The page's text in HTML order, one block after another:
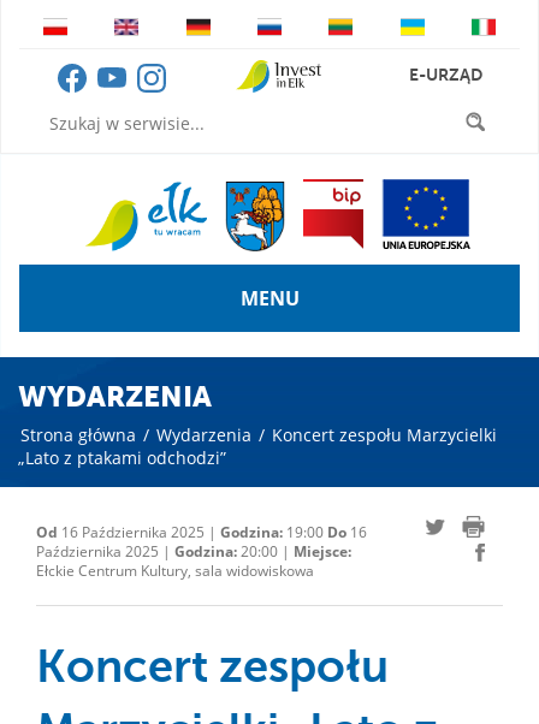
E-URZĄD
MENU
WYDARZENIA
Strona główna / Wydarzenia / Koncert zespołu Marzycielki
„Lato z ptakami odchodzi”
Od 16 Października 2025 | Godzina: 19:00 Do 16
Października 2025 | Godzina:20:00 | Miejsce:
Ełckie Centrum Kultury, sala widowiskowa
Koncert zespołu